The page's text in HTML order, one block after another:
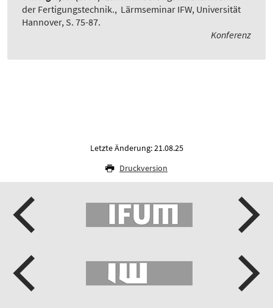
der Fertigungstechnik., Lärmseminar IFW, Universität
Hannover, S. 75-87.
Konferenz
Letzte Änderung: 21.08.25
Druckversion